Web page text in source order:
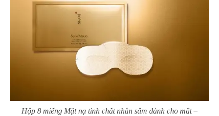
Hộp 8 miếng Mặt nạ tinh chất nhân sâm dành cho mắt –